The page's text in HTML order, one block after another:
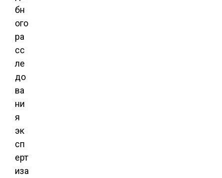
бн
ого
ра
сс
ле
до
ва
ни
я
эк
сп
ерт
иза